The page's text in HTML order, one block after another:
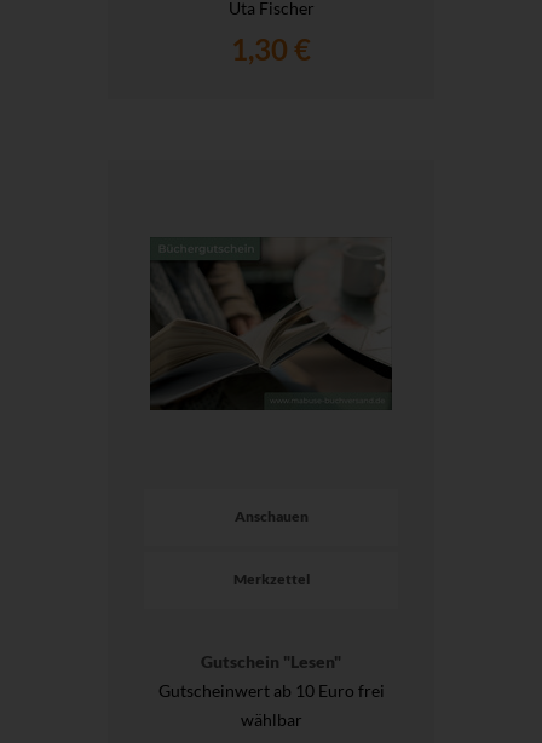
Uta Fischer
1,30 €
Anschauen
Merkzettel
Gutschein "Lesen"
Gutscheinwert ab 10 Euro frei
wählbar